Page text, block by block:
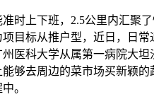
上下班，2.5公里内汇聚了
目标从推户型，近日，日
医科大学从属第一病院大
够去周边的菜市场买新颖
。